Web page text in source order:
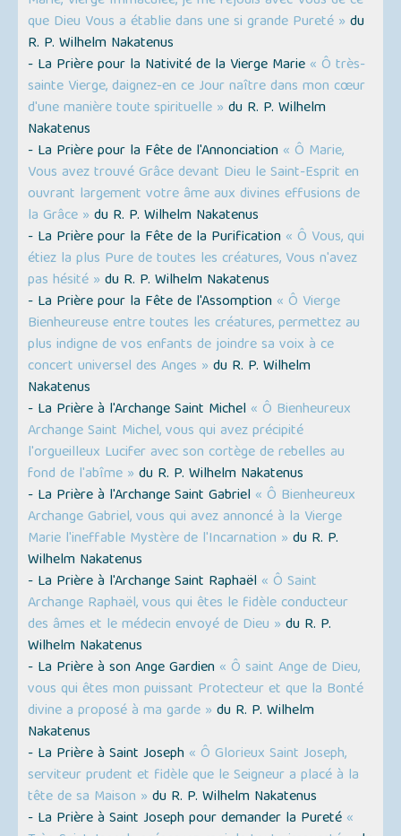
que Dieu Vous a établie dans une si grande Pureté » du
R. P. Wilhelm Nakatenus
- La Prière pour la Nativité de la Vierge Marie « Ô très-
sainte Vierge, daignez-en ce Jour naître dans mon cœur
d'une manière toute spirituelle » du R. P. Wilhelm
Nakatenus
- La Prière pour la Fête de l'Annonciation « Ô Marie,
Vous avez trouvé Grâce devant Dieu le Saint-Esprit en
ouvrant largement votre âme aux divines effusions de
la Grâce » du R. P. Wilhelm Nakatenus
- La Prière pour la Fête de la Purification « Ô Vous, qui
étiez la plus Pure de toutes les créatures, Vous n'avez
pas hésité » du R. P. Wilhelm Nakatenus
- La Prière pour la Fête de l'Assomption « Ô Vierge
Bienheureuse entre toutes les créatures, permettez au
plus indigne de vos enfants de joindre sa voix à ce
concert universel des Anges » du R. P. Wilhelm
Nakatenus
- La Prière à l'Archange Saint Michel « Ô Bienheureux
Archange Saint Michel, vous qui avez précipité
l'orgueilleux Lucifer avec son cortège de rebelles au
fond de l'abîme » du R. P. Wilhelm Nakatenus
- La Prière à l'Archange Saint Gabriel « Ô Bienheureux
Archange Gabriel, vous qui avez annoncé à la Vierge
Marie l'ineffable Mystère de l'Incarnation » du R. P.
Wilhelm Nakatenus
- La Prière à l'Archange Saint Raphaël « Ô Saint
Archange Raphaël, vous qui êtes le fidèle conducteur
des âmes et le médecin envoyé de Dieu » du R. P.
Wilhelm Nakatenus
- La Prière à son Ange Gardien « Ô saint Ange de Dieu,
vous qui êtes mon puissant Protecteur et que la Bonté
divine a proposé à ma garde » du R. P. Wilhelm
Nakatenus
- La Prière à Saint Joseph « Ô Glorieux Saint Joseph,
serviteur prudent et fidèle que le Seigneur a placé à la
tête de sa Maison » du R. P. Wilhelm Nakatenus
- La Prière à Saint Joseph pour demander la Pureté «